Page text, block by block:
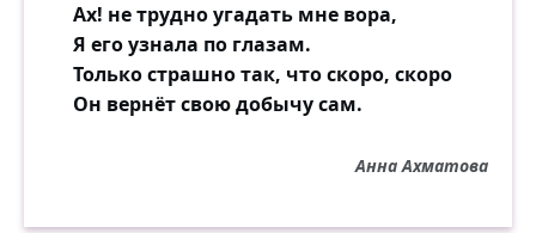
Ах! не трудно угадать мне вора,
Я его узнала по глазам.
Только страшно так, что скоро, скоро
Он вернёт свою добычу сам.
Анна Ахматова